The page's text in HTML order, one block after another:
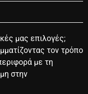
μας επιλογές;
τον τρόπο
με τη
στην